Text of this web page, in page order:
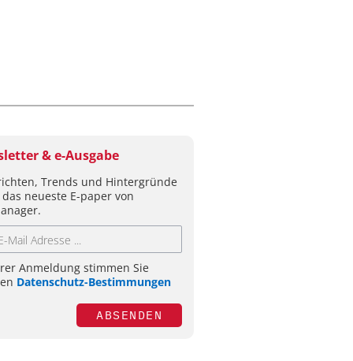
& e-Ausgabe
Trends und Hintergründe
neueste E-paper von
Anmeldung stimmen Sie
Datenschutz-Bestimmungen
ABSENDEN